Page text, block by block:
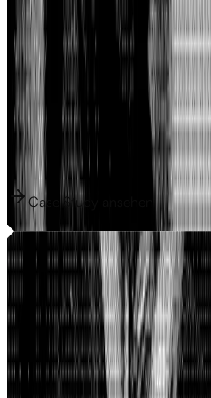
Wie Domanh SFX in 3
produktionsreifen Online-
Tom Domanh ist SFX-Artist für
HandOfBlood, RocketBeansTV
von dieser Arbeit bisher nichts
1.300/ Tag
Google-
21
Produkte am ersten Tag
Case Study ansehen
Case Study ansehen
So skaliert Leipziger LWV
— 14 Tage live und schon
Leipziger LWV ist ein
dem Redesign lief ihre Präsenz